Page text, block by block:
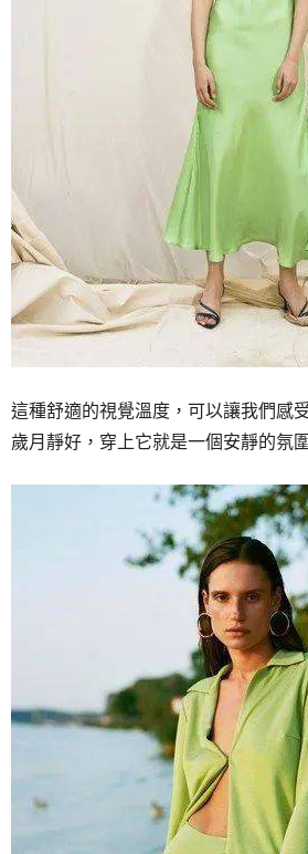
這種舒適的視覺溫度， 可以讓我們感
歲月靜好， 穿上它就是一個安靜的氛